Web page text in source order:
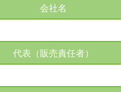
会社名
代表（販売責任者）